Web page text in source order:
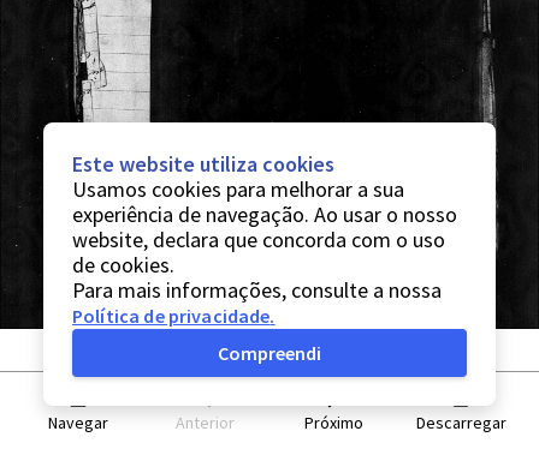
Navegar Anterior Próximo Descarregar
Este website utiliza cookies
Usamos cookies para melhorar a sua
experiência de navegação. Ao usar o nosso
website, declara que concorda com o uso
de cookies.
Para mais informações, consulte a nossa
Política de privacidade.
Compreendi